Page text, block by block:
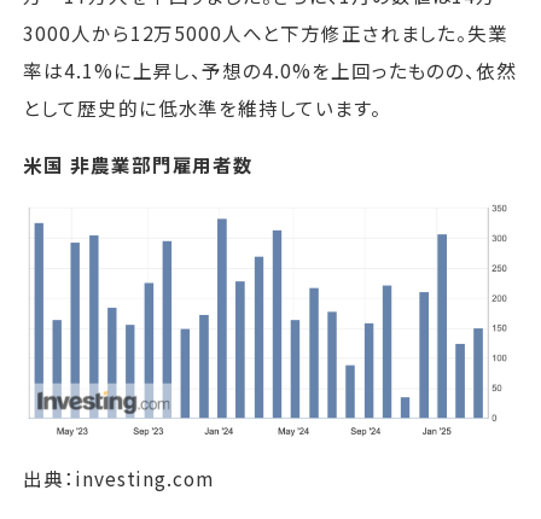
3000人から12万5000人へと下方修正されました。失業
率は4.1%に上昇し、予想の4.0%を上回ったものの、依然
として歴史的に低水準を維持しています。
米国 非農業部門雇用者数
出典：investing.com